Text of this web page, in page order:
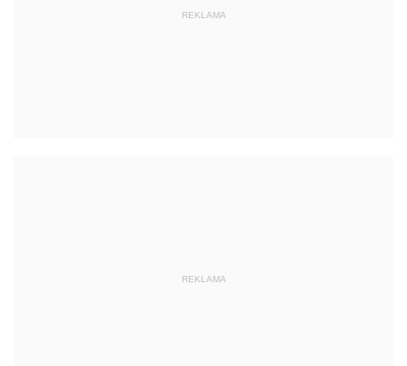
REKLAMA
REKLAMA